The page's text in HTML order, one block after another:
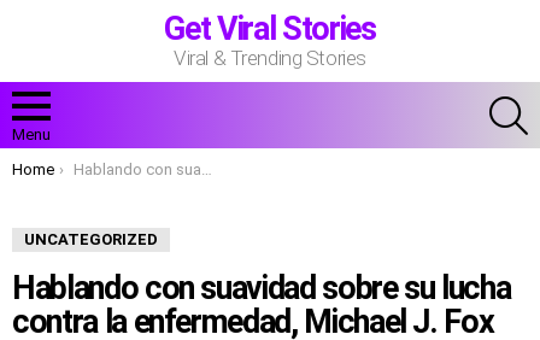
Get Viral Stories
Viral & Trending Stories
Menu
You are here:
Home Hablando con suavidad sobre su lucha contra la enfermedad, Michael J. Fox dijo: “Mi memoria a corto plazo está destruida”.
UNCATEGORIZED
Hablando con suavidad sobre su lucha
contra la enfermedad, Michael J. Fox